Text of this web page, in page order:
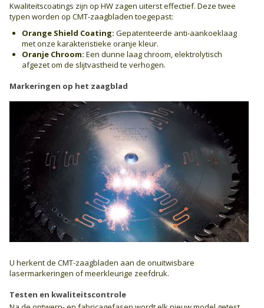
Kwaliteitscoatings zijn op HW zagen uiterst effectief. Deze twee
typen worden op CMT-zaagbladen toegepast:
Orange Shield Coating: Gepatenteerde anti-aankoeklaag
met onze karakteristieke oranje kleur.
Oranje Chroom: Een dunne laag chroom, elektrolytisch
afgezet om de slijtvastheid te verhogen.
Markeringen op het zaagblad
U herkent de CMT-zaagbladen aan de onuitwisbare
lasermarkeringen of meerkleurige zeefdruk.
Testen en kwaliteitscontrole